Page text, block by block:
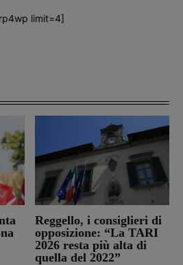
Reggello, i consiglieri di
opposizione: “La TARI
2026 resta più alta di
quella del 2022”
limit=4]